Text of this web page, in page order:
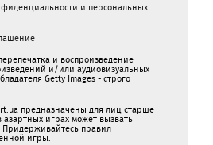
и персональных
и воспроизведение
и/или аудиовизуальных
Getty Images - строго
предназначены для лиц старше
азартных играх может вызвать
Придерживайтесь правил
игры.